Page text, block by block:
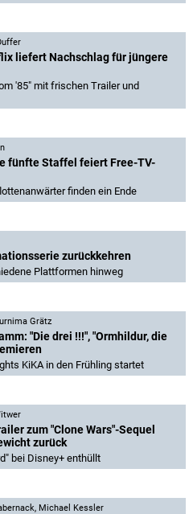
liefert Nachschlag für jüngere
'85" mit frischen Trailer und
fünfte Staffel feiert Free-TV-
finden ein Ende
zurückkehren
Plattformen hinweg
Grätz
"Die drei !!!", "Ormhildur, die
KiKA in den Frühling startet
zum "Clone Wars"-Sequel
zurück
bei Disney+ enthüllt
, Michael Kessler